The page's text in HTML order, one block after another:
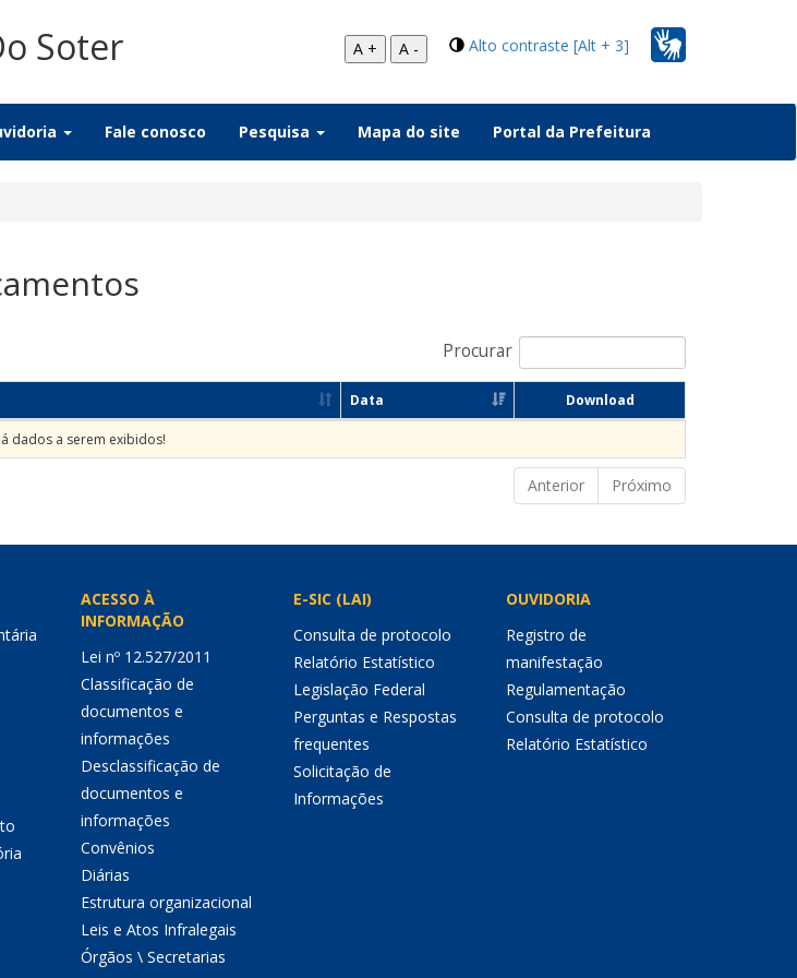
Soter Alto contraste [Alt + 3]
A + A -
Fale conosco Pesquisa Mapa do site Portal da Prefeitura
Procurar
Data Download
dados a serem exibidos!
Anterior Próximo
ACESSO À
INFORMAÇÃO
Lei nº 12.527/2011
Classificação de
documentos e
informações
Desclassificação de
documentos e
informações
Convênios
Diárias
Estrutura organizacional
Leis e Atos Infralegais
Órgãos \ Secretarias
E-SIC (LAI)
Consulta de protocolo
Relatório Estatístico
Legislação Federal
Perguntas e Respostas
frequentes
Solicitação de
Informações
OUVIDORIA
Registro de
manifestação
Regulamentação
Consulta de protocolo
Relatório Estatístico